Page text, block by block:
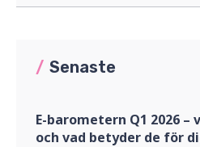
/ Senaste
E-barometern Q1 2026 –
och vad betyder de för